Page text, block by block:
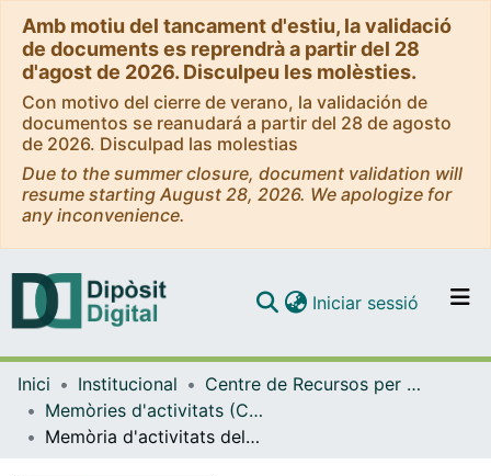
Amb motiu del tancament d'estiu, la validació
de documents es reprendrà a partir del 28
d'agost de 2026. Disculpeu les molèsties.
Con motivo del cierre de verano, la validación de
documentos se reanudará a partir del 28 de agosto
de 2026. Disculpad las molestias
Due to the summer closure, document validation will
resume starting August 28, 2026. We apologize for
any inconvenience.
Navega per tot el DD
Com publicar
Iniciar sessió (current)
Inici Institucional
Centre de Recursos per a l'Aprenentatge i la Investigació (CRAI-UB) - Institucional
Memòries d'activitats (CRAI-UB)
Memòria d'activitats del curs acadèmic 2004-2005